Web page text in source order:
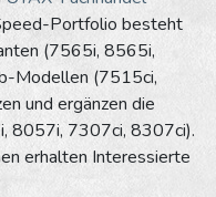
Portfolio besteht
(7565i, 8565i,
Modellen (7515ci,
und ergänzen die
8057i, 7307ci, 8307ci).
erhalten Interessierte